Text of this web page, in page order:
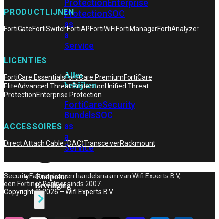
ProtectionEnterprise
ProtectionSOC
as
a
Service
Alles
bekijken
FortiCareSecurity
BundelsSOC
as
a
Service
Endpoint
Beveiliging
PRODUCTLIJNEN
FortiGateFortiSwitchFortiAPFortiWiFiFortiManagerFortiAnalyzer
LICENTIES
FortiCare EssentialsFortiCare PremiumFortiCare
EliteAdvanced Threat ProtectionUnified Threat
ProtectionEnterprise Protection
ACCESSOIRES
Direct Attach Cable (DAC)TransceiverRackmount
SecurityFabric.nl is een handelsnaam van Wifi Experts B.V,
een Fortinet Partner sinds 2007.
Copyright © 2026 – Wifi Experts B.V.